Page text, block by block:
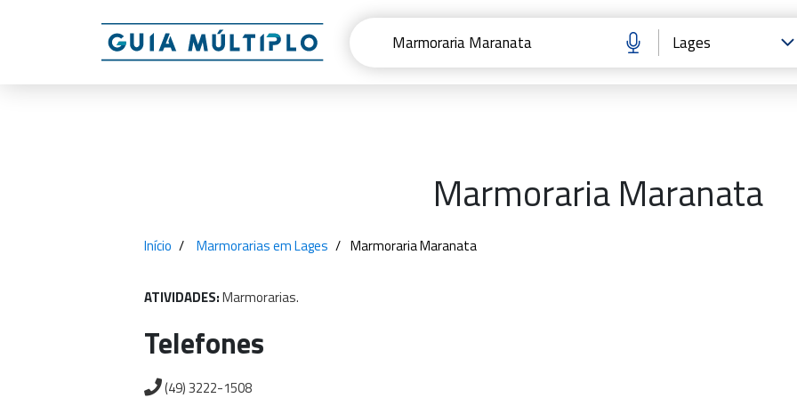
Marmoraria Maranata
Início Marmorarias em Lages Marmoraria Maranata
ATIVIDADES:Marmorarias.
Telefones
(49) 3222-1508